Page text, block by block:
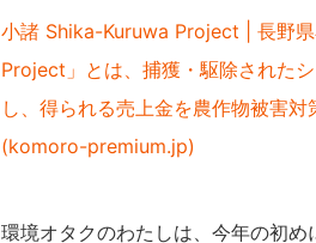
小諸 Shika-Kuruwa Project | 長野
Project」とは、捕獲・駆除された
し、得られる売上金を農作物被害
(komoro-premium.jp)
環境オタクのわたしは、今年の初